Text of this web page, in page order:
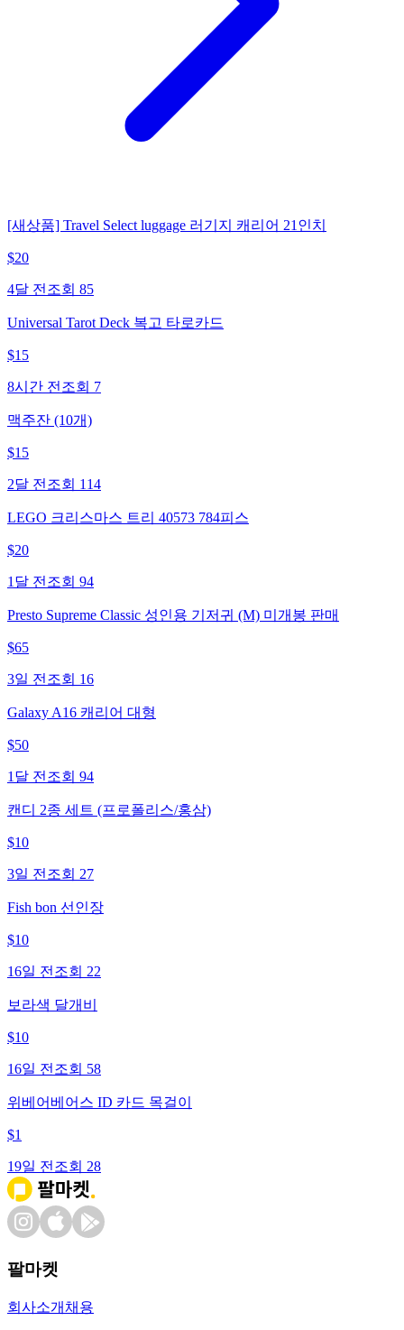
[새상품] Travel Select luggage 러기지 캐리어 21인치
$20
4달 전 조회 85
Universal Tarot Deck 복고 타로카드
$15
8시간 전 조회 7
맥주잔 (10개)
$15
2달 전 조회 114
LEGO 크리스마스 트리 40573 784피스
$20
1달 전 조회 94
Presto Supreme Classic 성인용 기저귀 (M) 미개봉 판매
$65
3일 전 조회 16
Galaxy A16 캐리어 대형
$50
1달 전 조회 94
캔디 2종 세트 (프로폴리스/홍삼)
$10
3일 전 조회 27
Fish bon 선인장
$10
16일 전 조회 22
보라색 달개비
$10
16일 전 조회 58
위베어베어스 ID 카드 목걸이
$1
19일 전 조회 28
팔마켓
회사소개 채용